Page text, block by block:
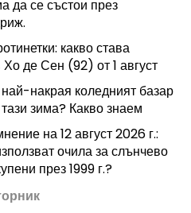
да се състои през
какво става
де Сен (92) от 1 август
накрая коледният базар
зима? Какво знаем
на 12 август 2026 г.:
очила за слънчево
през 1999 г.?